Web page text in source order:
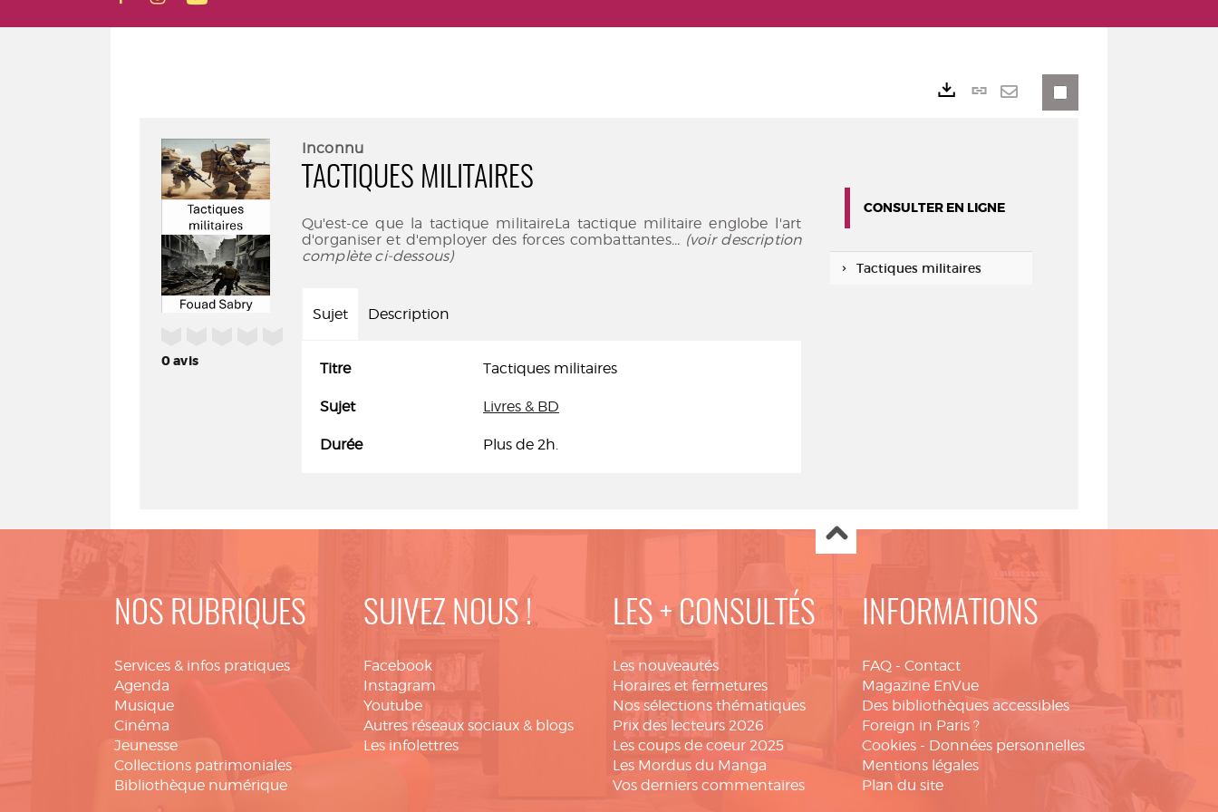
0avis
Inconnu
TACTIQUES MILITAIRES
Qu'est-ce que la tactique militaireLa tactique militaire englobe l'art
d'organiser et d'employer des forces combattantes... (voir description
complète ci-dessous)
Sujet Description
Titre Tactiques militaires
Sujet Livres & BD
Durée Plus de 2h.
Lien
CONSULTER EN LIGNE
Tactiques militaires
NOS RUBRIQUES
Services & infos pratiques
Agenda
Musique
Cinéma
Jeunesse
Collections patrimoniales
Bibliothèque numérique
SUIVEZ NOUS !
Facebook
Instagram
Youtube
Autres réseaux sociaux & blogs
Les infolettres
LES + CONSULTÉS
Les nouveautés
Horaires et fermetures
Nos sélections thématiques
Prix des lecteurs 2026
Les coups de coeur 2025
Les Mordus du Manga
Vos derniers commentaires
INFORMATIONS
FAQ - Contact
Magazine EnVue
Des bibliothèques accessibles
Foreign in Paris ?
Cookies - Données personnelles
Mentions légales
Plan du site